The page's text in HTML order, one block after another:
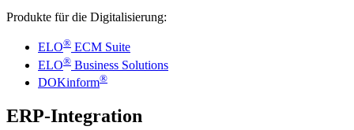
Produkte für die Digitalisierung:
ELO® ECM Suite
ELO® Business Solutions
DOKinform®
ERP-Integration